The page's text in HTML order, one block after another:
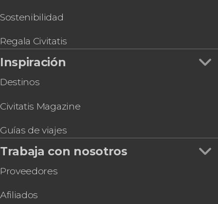
Sostenibilidad
Regala Civitatis
Inspiración
Destinos
Civitatis Magazine
Guías de viajes
Trabaja con nosotros
Proveedores
Afiliados